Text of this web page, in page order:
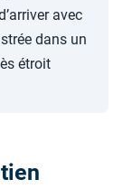
avec
dans un
étroit